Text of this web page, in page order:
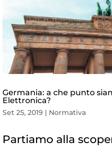
Germania: a che punto
Elettronica?
Set 25, 2019 | Normativa
Partiamo alla